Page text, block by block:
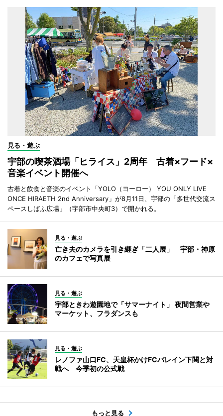
見る・遊ぶ
宇部の喫茶酒場「ヒライス」2周年 古着×フード×
音楽イベント開催へ
古着と飲食と音楽のイベント「YOLO（ヨーロー） YOU ONLY LIVE
ONCE HIRAETH 2nd Anniversary」が8月11日、宇部の「多世代交流ス
ペースしばふ広場」（宇部市中央町3）で開かれる。
見る・遊ぶ
亡き夫のカメラを引き継ぎ「二人展」 宇部・神原
のカフェで写真展
見る・遊ぶ
宇部ときわ遊園地で「サマーナイト」 夜間営業や
マーケット、フラダンスも
見る・遊ぶ
レノファ山口FC、天皇杯かけFCバレイン下関と対
戦へ 今季初の公式戦
もっと見る